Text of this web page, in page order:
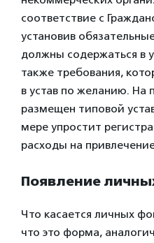
соответствие с
установив
должны содержаться в
также требования,
в устав по желанию. На
размещен типовой
мере упростит
расходы на
Появление
Что касается личных
что это форма,